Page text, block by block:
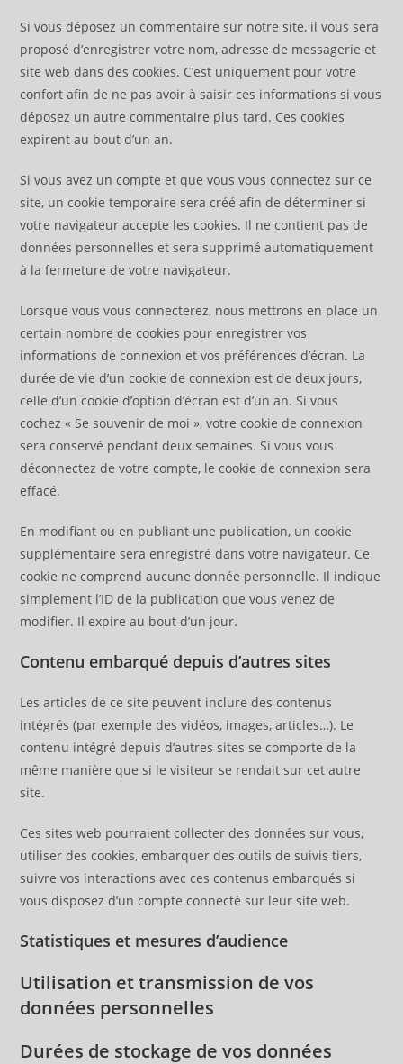
Si vous déposez un commentaire sur notre site, il vous sera
proposé d’enregistrer votre nom, adresse de messagerie et
site web dans des cookies. C’est uniquement pour votre
confort afin de ne pas avoir à saisir ces informations si vous
déposez un autre commentaire plus tard. Ces cookies
expirent au bout d’un an.
Si vous avez un compte et que vous vous connectez sur ce
site, un cookie temporaire sera créé afin de déterminer si
votre navigateur accepte les cookies. Il ne contient pas de
données personnelles et sera supprimé automatiquement
à la fermeture de votre navigateur.
Lorsque vous vous connecterez, nous mettrons en place un
certain nombre de cookies pour enregistrer vos
informations de connexion et vos préférences d’écran. La
durée de vie d’un cookie de connexion est de deux jours,
celle d’un cookie d’option d’écran est d’un an. Si vous
cochez « Se souvenir de moi », votre cookie de connexion
sera conservé pendant deux semaines. Si vous vous
déconnectez de votre compte, le cookie de connexion sera
effacé.
En modifiant ou en publiant une publication, un cookie
supplémentaire sera enregistré dans votre navigateur. Ce
cookie ne comprend aucune donnée personnelle. Il indique
simplement l’ID de la publication que vous venez de
modifier. Il expire au bout d’un jour.
Contenu embarqué depuis d’autres sites
Les articles de ce site peuvent inclure des contenus
intégrés (par exemple des vidéos, images, articles…). Le
contenu intégré depuis d’autres sites se comporte de la
même manière que si le visiteur se rendait sur cet autre
site.
Ces sites web pourraient collecter des données sur vous,
utiliser des cookies, embarquer des outils de suivis tiers,
suivre vos interactions avec ces contenus embarqués si
vous disposez d’un compte connecté sur leur site web.
Statistiques et mesures d’audience
Utilisation et transmission de vos
données personnelles
Durées de stockage de vos données